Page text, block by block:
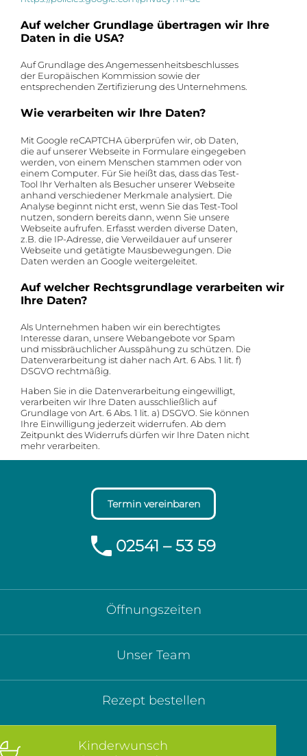
Auf welcher Grundlage übertragen wir Ihre
Daten in die USA?
Auf Grundlage des Angemessenheitsbeschlusses
der Europäischen Kommission sowie der
entsprechenden Zertifizierung des Unternehmens.
Wie verarbeiten wir Ihre Daten?
Mit Google reCAPTCHA überprüfen wir, ob Daten,
die auf unserer Webseite in Formulare eingegeben
werden, von einem Menschen stammen oder von
einem Computer. Für Sie heißt das, dass das Test-
Tool Ihr Verhalten als Besucher unserer Webseite
anhand verschiedener Merkmale analysiert. Die
Analyse beginnt nicht erst, wenn Sie das Test-Tool
nutzen, sondern bereits dann, wenn Sie unsere
Webseite aufrufen. Erfasst werden diverse Daten,
z.B. die IP-Adresse, die Verweildauer auf unserer
Webseite und getätigte Mausbewegungen. Die
Daten werden an Google weitergeleitet.
Auf welcher Rechtsgrundlage verarbeiten wir
Ihre Daten?
Als Unternehmen haben wir ein berechtigtes
Interesse daran, unsere Webangebote vor Spam
und missbräuchlicher Ausspähung zu schützen. Die
Datenverarbeitung ist daher nach Art. 6 Abs. 1 lit. f)
DSGVO rechtmäßig.
Haben Sie in die Datenverarbeitung eingewilligt,
verarbeiten wir Ihre Daten ausschließlich auf
Grundlage von Art. 6 Abs. 1 lit. a) DSGVO. Sie können
Ihre Einwilligung jederzeit widerrufen. Ab dem
Zeitpunkt des Widerrufs dürfen wir Ihre Daten nicht
mehr verarbeiten.
Termin vereinbaren
02541 – 53 59
Öffnungszeiten
Unser Team
Rezept bestellen
Kinderwunsch